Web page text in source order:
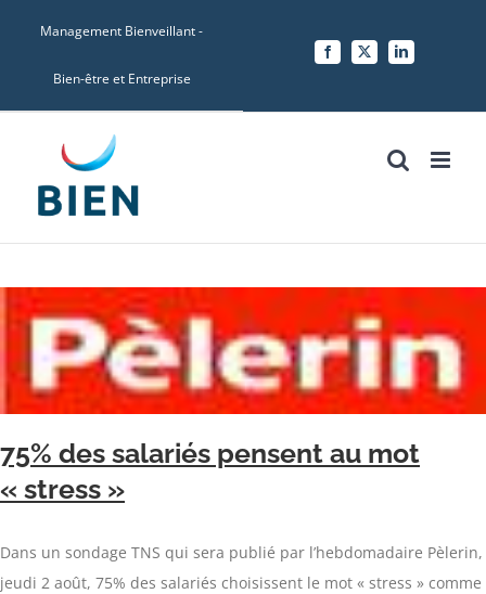
Management Bienveillant -
Bien-être et Entreprise
Facebook
X LinkedIn
75% des salariés pensent au mot
« stress »
Dans un sondage TNS qui sera publié par l’hebdomadaire Pèlerin,
jeudi 2 août, 75% des salariés choisissent le mot « stress » comme